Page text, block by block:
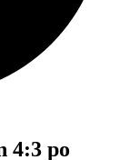
4:3 po